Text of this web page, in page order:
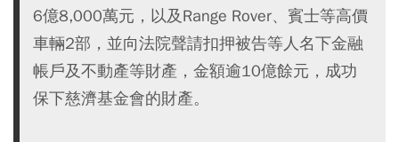
6億8,000萬元，以及Range Rover、賓士等高價
車輛2部，並向法院聲請扣押被告等人名下金融
帳戶及不動產等財產，金額逾10億餘元，成功
保下慈濟基金會的財產。